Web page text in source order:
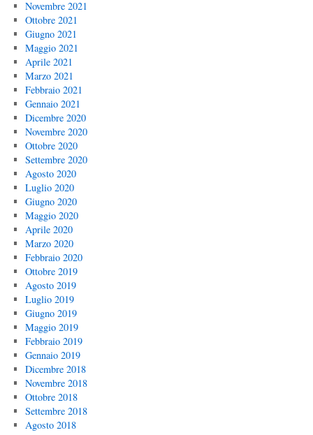
Novembre 2021
Ottobre 2021
Giugno 2021
Maggio 2021
Aprile 2021
Marzo 2021
Febbraio 2021
Gennaio 2021
Dicembre 2020
Novembre 2020
Ottobre 2020
Settembre 2020
Agosto 2020
Luglio 2020
Giugno 2020
Maggio 2020
Aprile 2020
Marzo 2020
Febbraio 2020
Ottobre 2019
Agosto 2019
Luglio 2019
Giugno 2019
Maggio 2019
Febbraio 2019
Gennaio 2019
Dicembre 2018
Novembre 2018
Ottobre 2018
Settembre 2018
Agosto 2018